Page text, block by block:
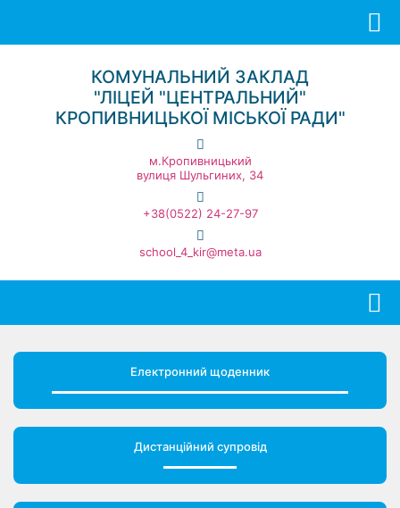
КОМУНАЛЬНИЙ ЗАКЛАД
"ЛІЦЕЙ "ЦЕНТРАЛЬНИЙ"
КРОПИВНИЦЬКОЇ МІСЬКОЇ РАДИ"
м.Кропивницький
вулиця Шульгиних, 34
+38(0522) 24-27-97
school_4_kir@meta.ua
Електронний щоденник
Дистанційний супровід